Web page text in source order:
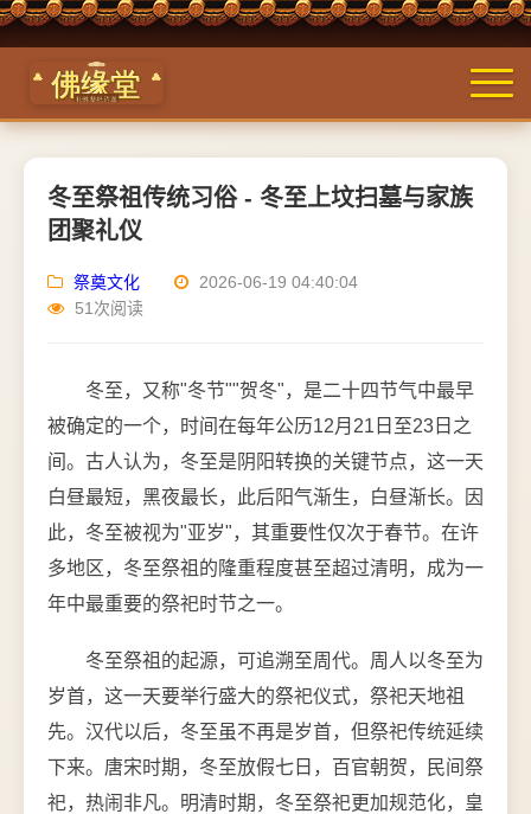
冬至祭祖传统习俗 - 冬至上坟扫墓与家族
团聚礼仪
祭奠文化
2026-06-19 04:40:04
51次阅读
冬至，又称"冬节""贺冬"，是二十四节气中最早
被确定的一个，时间在每年公历12月21日至23日之
间。古人认为，冬至是阴阳转换的关键节点，这一天
白昼最短，黑夜最长，此后阳气渐生，白昼渐长。因
此，冬至被视为"亚岁"，其重要性仅次于春节。在许
多地区，冬至祭祖的隆重程度甚至超过清明，成为一
年中最重要的祭祀时节之一。
冬至祭祖的起源，可追溯至周代。周人以冬至为
岁首，这一天要举行盛大的祭祀仪式，祭祀天地祖
先。汉代以后，冬至虽不再是岁首，但祭祀传统延续
下来。唐宋时期，冬至放假七日，百官朝贺，民间祭
祀，热闹非凡。明清时期，冬至祭祀更加规范化，皇